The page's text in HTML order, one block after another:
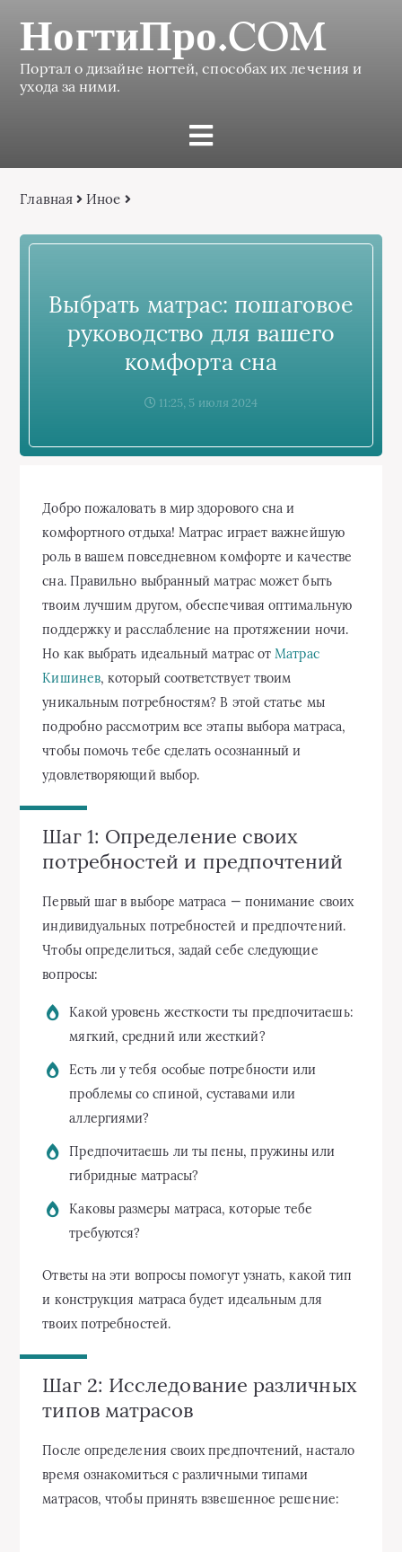
НогтиПро.COM
Портал о дизайне ногтей, способах их лечения и
ухода за ними.
Главная Иное
Выбрать матрас: пошаговое
руководство для вашего
комфорта сна
11:25, 5 июля 2024
Добро пожаловать в мир здорового сна и
комфортного отдыха! Матрас играет важнейшую
роль в вашем повседневном комфорте и качестве
сна. Правильно выбранный матрас может быть
твоим лучшим другом, обеспечивая оптимальную
поддержку и расслабление на протяжении ночи.
Но как выбрать идеальный матрас от Матрас
Кишинев, который соответствует твоим
уникальным потребностям? В этой статье мы
подробно рассмотрим все этапы выбора матраса,
чтобы помочь тебе сделать осознанный и
удовлетворяющий выбор.
Шаг 1: Определение своих
потребностей и предпочтений
Первый шаг в выборе матраса — понимание своих
индивидуальных потребностей и предпочтений.
Чтобы определиться, задай себе следующие
вопросы:
Какой уровень жесткости ты предпочитаешь:
мягкий, средний или жесткий?
Есть ли у тебя особые потребности или
проблемы со спиной, суставами или
аллергиями?
Предпочитаешь ли ты пены, пружины или
гибридные матрасы?
Каковы размеры матраса, которые тебе
требуются?
Ответы на эти вопросы помогут узнать, какой тип
и конструкция матраса будет идеальным для
твоих потребностей.
Шаг 2: Исследование различных
типов матрасов
После определения своих предпочтений, настало
время ознакомиться с различными типами
матрасов, чтобы принять взвешенное решение: